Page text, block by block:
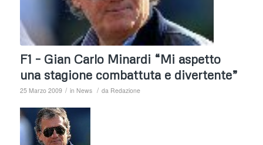
F1 – Gian Carlo Minardi “Mi aspetto
una stagione combattuta e divertente”
25 Marzo 2009 / in News / da Redazione